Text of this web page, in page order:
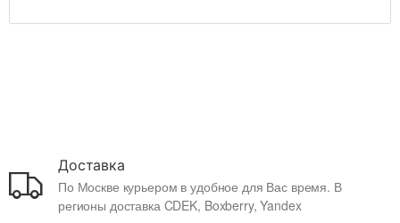
Доставка
По Москве курьером в удобное для Вас время. В
регионы доставка CDEK, Boxberry, Yandex